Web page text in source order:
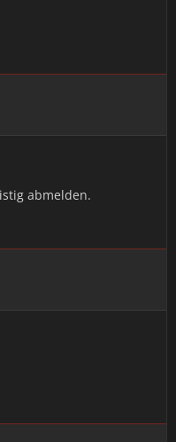
abmelden.